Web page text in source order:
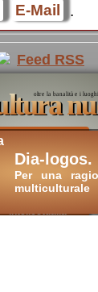
E-Mail .
Dia-logos.
Per una
multiculturale
::
cultura cristiana
::
intellectualia